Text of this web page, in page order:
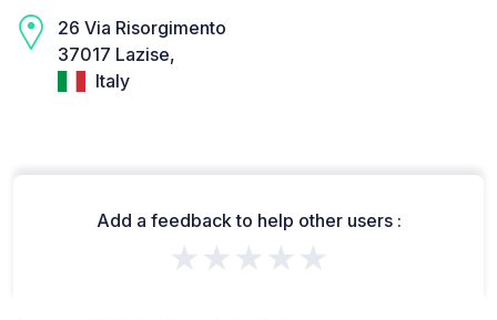
26 Via Risorgimento
37017 Lazise,
Italy
Add a feedback to help other users :
★★★★★